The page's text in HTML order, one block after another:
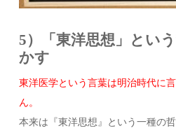
5）「東洋思想」とい
かす
東洋医学という言葉は明治時代に
ん。
本来は『東洋思想』という一種の